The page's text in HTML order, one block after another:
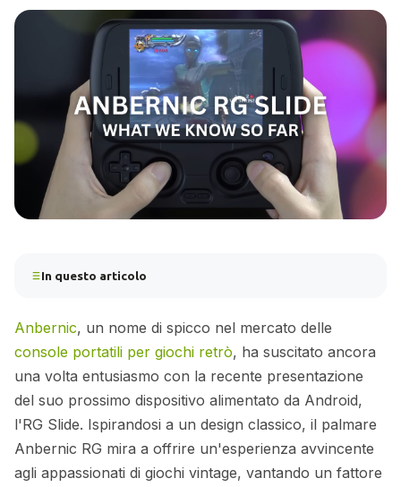
In questo articolo
Anbernic, un nome di spicco nel mercato delle
console portatili per giochi retrò, ha suscitato ancora
una volta entusiasmo con la recente presentazione
del suo prossimo dispositivo alimentato da Android,
l'RG Slide. Ispirandosi a un design classico, il palmare
Anbernic RG mira a offrire un'esperienza avvincente
agli appassionati di giochi vintage, vantando un fattore